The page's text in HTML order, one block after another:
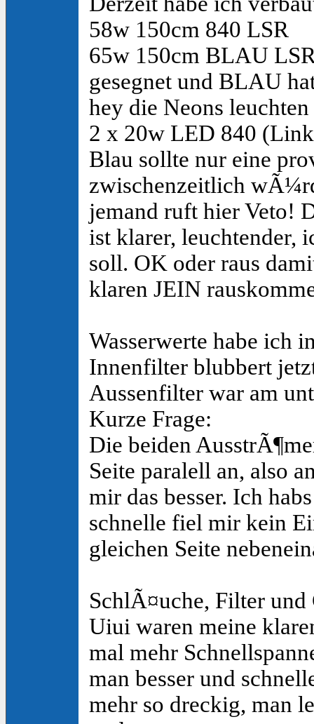
58w 150cm 840 LSR
65w 150cm BLAU
gesegnet und BLAU
hey die Neons
2 x 20w LED 840
Blau sollte nur eine
zwischenzeitlich
jemand ruft hier Veto!
ist klarer, leuchtender,
soll. OK oder raus
klaren JEIN
Wasserwerte habe ich
Innenfilter blubbert
Aussenfilter war am
Kurze Frage:
Die beiden
Seite paralell an, also
mir das besser. Ich
schnelle fiel mir kein
gleichen Seite
SchlÃ¤uche, Filter und
Uiui waren meine
mal mehr
man besser und
mehr so dreckig, man